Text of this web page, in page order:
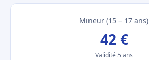
Mineur (15 – 17 ans)
42 €
Validité 5 ans